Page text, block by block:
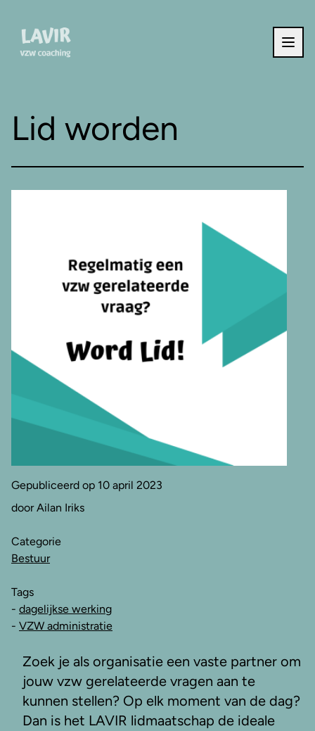
Ga naar de inhoud
Lid worden
Gepubliceerd op 10 april 2023
door Ailan Iriks
Categorie
Bestuur
Tags
- dagelijkse werking
- VZW administratie
Zoek je als organisatie een vaste partner om
jouw vzw gerelateerde vragen aan te
kunnen stellen? Op elk moment van de dag?
Dan is het LAVIR lidmaatschap de ideale